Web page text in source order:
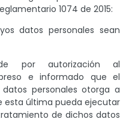
1074 de 2015:
datos personales sean
por autorización al
e informado que el
personales otorga a
esta última pueda ejecutar
de dichos datos